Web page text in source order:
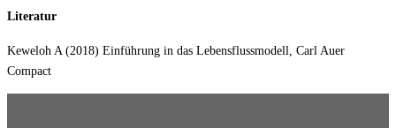
Literatur
Keweloh A (2018) Einführung in das Lebensflussmodell, Carl Auer
Compact